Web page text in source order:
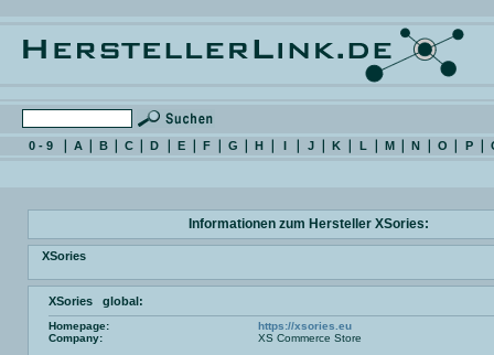
0 - 9 A B C D E F G H I J K L M N O P
Informationen zum Hersteller XSories:
XSories
XSories global:
Homepage:
https://xsories.eu
Company:
XS Commerce Store